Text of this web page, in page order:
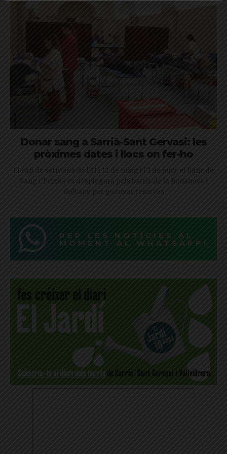
Donar sang a Sarrià-Sant Gervasi: les
pròximes dates i llocs on fer-ho
El cap de setmana de l'11 i 12 de maig i l'1 de juny, el Banc de
Sang i Teixits es desplegarà pels barris de la Bonanova i
Galvany per guanyar reserves
REP LES NOTÍCIES AL
MOMENT AL WHATSAPP!